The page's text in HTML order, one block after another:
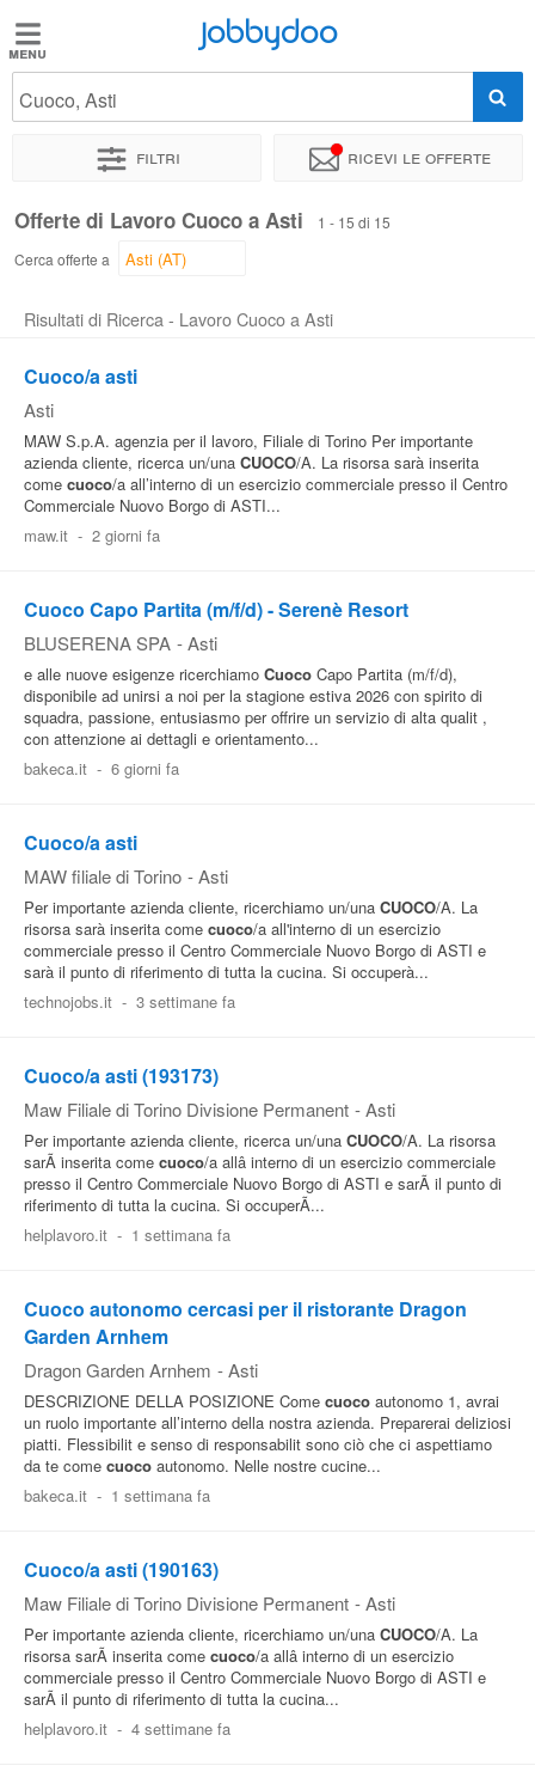
Jobbydoo
Offerte
Stipendi
Elenco
professioni
Blog
Offerte
Area
Aziende
Jobbydoo
Cuoco, Asti
Filtri Ricevi le offerte
Offerte di Lavoro Cuoco a Asti
1 - 15 di 15
Cerca offerte a
Risultati di Ricerca - Lavoro Cuoco a Asti
Cuoco/a asti
Asti
MAW S.p.A. agenzia per il lavoro, Filiale di Torino Per importante
azienda cliente, ricerca un/una CUOCO/A. La risorsa sarà inserita
come cuoco/a all’interno di un esercizio commerciale presso il Centro
Commerciale Nuovo Borgo di ASTI...
maw.it - 2 giorni fa
Cuoco Capo Partita (m/f/d) - Serenè Resort
BLUSERENA SPA - Asti
e alle nuove esigenze ricerchiamo Cuoco Capo Partita (m/f/d),
disponibile ad unirsi a noi per la stagione estiva 2026 con spirito di
squadra, passione, entusiasmo per offrire un servizio di alta qualit ,
con attenzione ai dettagli e orientamento...
bakeca.it - 6 giorni fa
Cuoco/a asti
MAW filiale di Torino - Asti
Per importante azienda cliente, ricerchiamo un/una CUOCO/A. La
risorsa sarà inserita come cuoco/a all'interno di un esercizio
commerciale presso il Centro Commerciale Nuovo Borgo di ASTI e
sarà il punto di riferimento di tutta la cucina. Si occuperà...
technojobs.it - 3 settimane fa
Cuoco/a asti (193173)
Maw Filiale di Torino Divisione Permanent - Asti
Per importante azienda cliente, ricerca un/una CUOCO/A. La risorsa
sarÃ inserita come cuoco/a allâ interno di un esercizio commerciale
presso il Centro Commerciale Nuovo Borgo di ASTI e sarÃ il punto di
riferimento di tutta la cucina. Si occuperÃ...
helplavoro.it - 1 settimana fa
Cuoco autonomo cercasi per il ristorante Dragon
Garden Arnhem
Dragon Garden Arnhem - Asti
DESCRIZIONE DELLA POSIZIONE Come cuoco autonomo 1, avrai
un ruolo importante all’interno della nostra azienda. Preparerai deliziosi
piatti. Flessibilit e senso di responsabilit sono ciò che ci aspettiamo
da te come cuoco autonomo. Nelle nostre cucine...
bakeca.it - 1 settimana fa
Cuoco/a asti (190163)
Maw Filiale di Torino Divisione Permanent - Asti
Per importante azienda cliente, ricerchiamo un/una CUOCO/A. La
risorsa sarÃ inserita come cuoco/a allâ interno di un esercizio
commerciale presso il Centro Commerciale Nuovo Borgo di ASTI e
sarÃ il punto di riferimento di tutta la cucina...
helplavoro.it - 4 settimane fa